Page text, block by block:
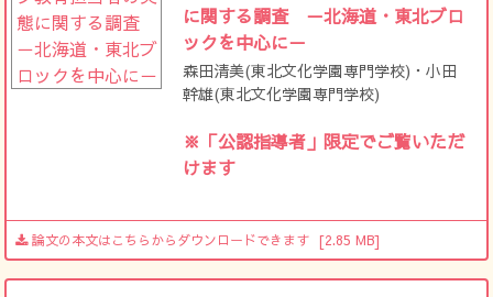
に関する調査 －北海道・東北ブロ
ックを中心に－
森田清美(東北文化学園専門学校)・小田
幹雄(東北文化学園専門学校)
※「公認指導者」限定でご覧いただ
けます
論文の本文はこちらからダウンロードできます [2.85 MB]